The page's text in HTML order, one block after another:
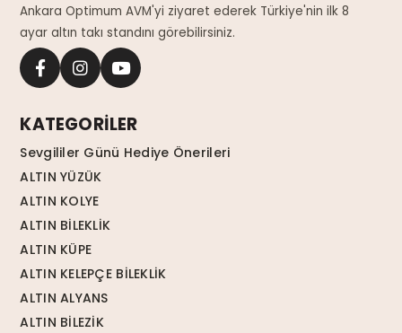
Ankara Optimum AVM'yi ziyaret ederek Türkiye'nin ilk 8
ayar altın takı standını görebilirsiniz.
KATEGORİLER
Sevgililer Günü Hediye Önerileri
ALTIN YÜZÜK
ALTIN KOLYE
ALTIN BİLEKLİK
ALTIN KÜPE
ALTIN KELEPÇE BİLEKLİK
ALTIN ALYANS
ALTIN BİLEZİK